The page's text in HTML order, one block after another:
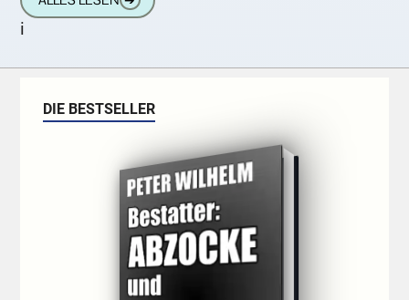
i
DIE BESTSELLER